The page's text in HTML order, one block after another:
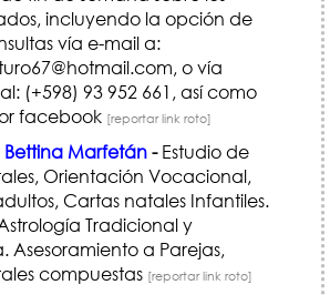
incluyendo la opción de
vía e-mail a:
o vía
(+598) 93 952 661, así como
facebook [reportar link roto]
Bettina Marfetán-Estudio de
Orientación Vocacional,
Cartas natales Infantiles.
Tradicional y
Asesoramiento a Parejas,
compuestas [reportar link roto]